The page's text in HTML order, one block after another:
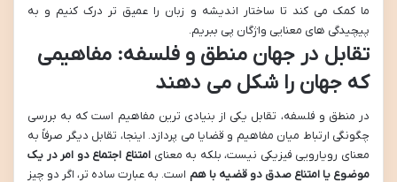
ما کمک می کند تا ساختار اندیشه و زبان را عمیق تر درک کنیم و به
پیچیدگی های معنایی واژگان پی ببریم.
تقابل در جهان منطق و فلسفه: مفاهیمی
که جهان را شکل می دهند
در منطق و فلسفه، تقابل یکی از بنیادی ترین مفاهیم است که به بررسی
چگونگی ارتباط میان مفاهیم و قضایا می پردازد. اینجا، تقابل دیگر صرفاً به
معنای رویارویی فیزیکی نیست، بلکه به معنایامتناع اجتماع دو امر در یک
موضوع یا امتناع صدق دو قضیه با هم است. به عبارت ساده تر، اگر دو چیز